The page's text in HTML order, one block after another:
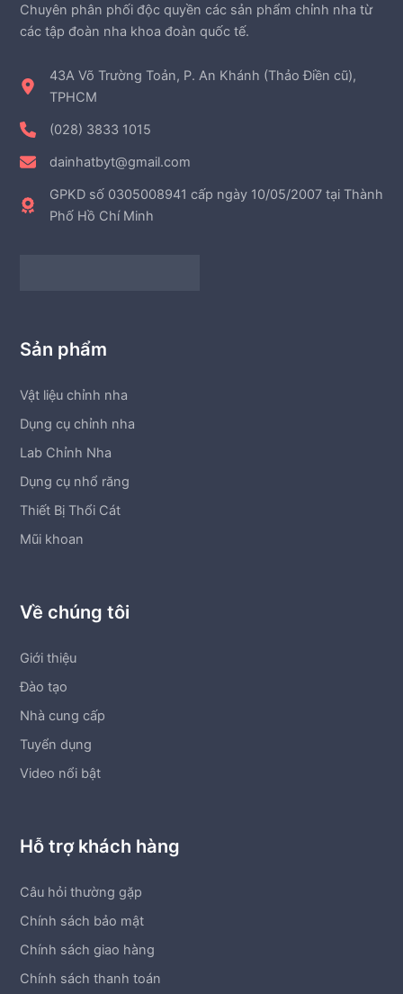
trang
sản
trang
sản
Chuyên phân phối độc quyền các sản phẩm chỉnh nha từ
các tập đoàn nha khoa đoàn quốc tế.
43A Võ Trường Toản, P. An Khánh (Thảo Điền cũ),
TPHCM
(028) 3833 1015
dainhatbyt@gmail.com
GPKD số 0305008941 cấp ngày 10/05/2007 tại Thành
Phố Hồ Chí Minh
Sản phẩm
Vật liệu chỉnh nha
Dụng cụ chỉnh nha
Lab Chỉnh Nha
Dụng cụ nhổ răng
Thiết Bị Thổi Cát
Mũi khoan
Về chúng tôi
Giới thiệu
Đào tạo
Nhà cung cấp
Tuyển dụng
Video nổi bật
Hỗ trợ khách hàng
Câu hỏi thường gặp
Chính sách bảo mật
Chính sách giao hàng
Chính sách thanh toán